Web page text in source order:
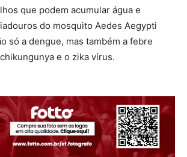
que podem acumular água e
do mosquito Aedes Aegypti
só a dengue, mas também a febre
e o zika vírus.